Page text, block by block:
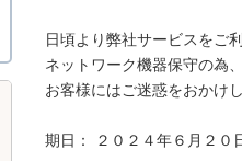
日頃より弊社サービスをご
ネットワーク機器保守の為
お客様にはご迷惑をおかけ
期日： ２０２４年６月２０